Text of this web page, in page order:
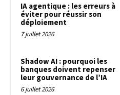
IA agentique : les erreurs à
éviter pour réussir son
déploiement
7 juillet 2026
Shadow AI : pourquoi les
banques doivent repenser
leur gouvernance de l’IA
6 juillet 2026